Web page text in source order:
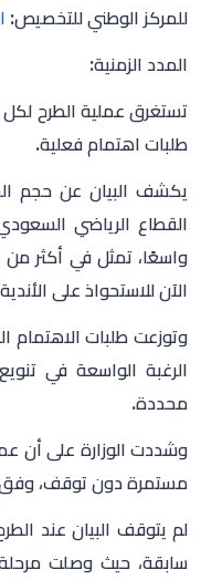
للمركز الوطني للتخصيص:
المدد الزمنية:
طلبات اهتمام فعلية.
يكشف البيان عن حجم
القطاع الرياضي
الآن للاستحواذ على
وتوزعت طلبات الاهتمام
الرغبة الواسعة في
محددة.
وشددت الوزارة على أن
مستمرة دون توقف، وفق
لم يتوقف البيان عند
سابقة، حيث وصلت